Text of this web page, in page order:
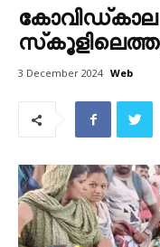
3 December 2024 Web